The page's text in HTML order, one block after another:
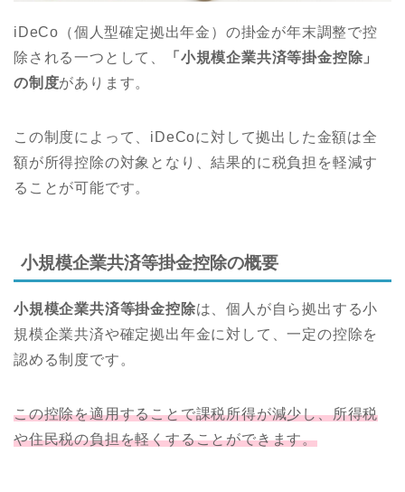
iDeCo（個人型確定拠出年金）の掛金が年末調整で控
除される一つとして、
「小規模企業共済等掛金控除」
の制度があります。
この制度によって、iDeCoに対して拠出した金額は全
額が所得控除の対象となり、結果的に税負担を軽減す
ることが可能です。
小規模企業共済等掛金控除の概要
小規模企業共済等掛金控除は、個人が自ら拠出する小
規模企業共済や確定拠出年金に対して、一定の控除を
認める制度です。
この控除を適用することで課税所得が減少し、所得税
や住民税の負担を軽くすることができます。